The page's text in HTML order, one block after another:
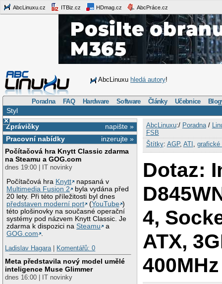
AbcLinuxu.cz ITBiz.cz HDmag.cz AbcPráce.cz
AbcLinuxu hledá autory!
Poradna FAQ Hardware Software Články Učebnice
Styl
×
napište »
Zprávičky
inzerujte »
Pracovní nabídky
Počítačová hra Knytt Classic zdarma
na Steamu a GOG.com
dnes 19:00 | IT novinky
Počítačová hra Knytt
napsaná v
Multimedia Fusion 2
byla vydána před
20 lety. Při této příležitosti byl dnes
představen moderní port
(YouTube )
této plošinovky na současné operační
systémy pod názvem Knytt Classic. Je
zdarma k dispozici naSteamu
a
GOG.com
Ladislav Hagara| Komentářů: 0
Meta představila nový model umělé
inteligence Muse Glimmer
dnes 16:00 | IT novinky
AbcLinuxu:/ Poradna/
FSB
Štítky: AGP, ATI , grafické
Dotaz:
4,
ATX,